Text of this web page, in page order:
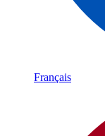
Français